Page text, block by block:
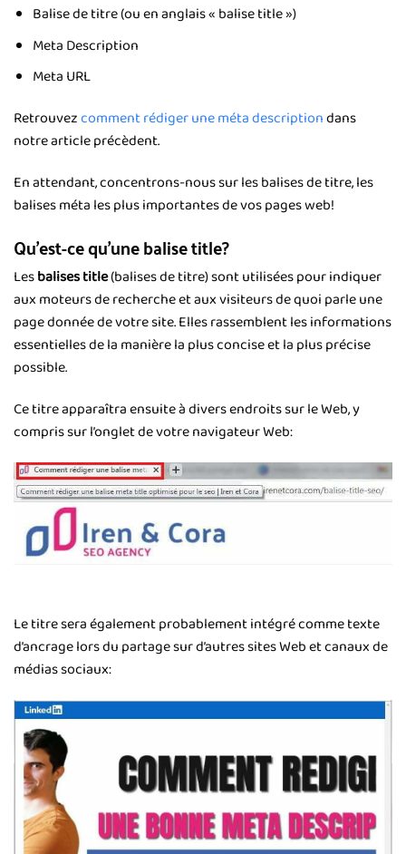
Balise de titre (ou en anglais « balise title »)
Meta Description
Meta URL
Retrouvezcomment rédiger une méta descriptiondans
notre article précèdent.
En attendant, concentrons-nous sur les balises de titre, les
balises méta les plus importantes de vos pages web!
Qu’est-ce qu’une balise title?
Lesbalises title(balises de titre) sont utilisées pour indiquer
aux moteurs de recherche et aux visiteurs de quoi parle une
page donnée de votre site. Elles rassemblent les informations
essentielles de la manière la plus concise et la plus précise
possible.
Ce titre apparaîtra ensuite à divers endroits sur le Web, y
compris sur l’onglet de votre navigateur Web:
Le titre sera également probablement intégré comme texte
d’ancrage lors du partage sur d’autres sites Web et canaux de
médias sociaux: